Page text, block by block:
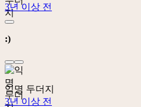
3년 이상 전
:)
익명 두더지
3년 이상 전